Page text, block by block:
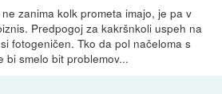
zanima kolk prometa imajo, je pa v
Predpogoj za kakršnkoli uspeh na
fotogeničen. Tko da pol načeloma s
bi smelo bit problemov...